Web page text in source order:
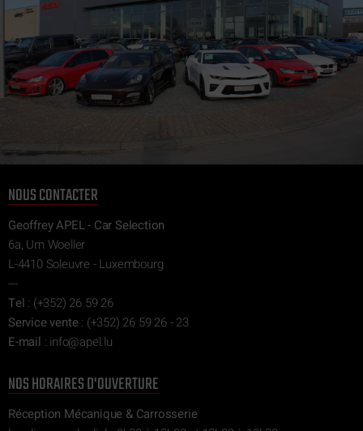
NOUS CONTACTER
Geoffrey APEL - Car Selection
6a, Um Woeller
L-4410 Soleuvre - Luxembourg
---
Tel : (+352) 26 59 26
Service vente: (+352) 26 59 26 - 23
E-mail : ul.l
epa@of
ni
NOS HORAIRES D'OUVERTURE
Réception Mécanique & Carrosserie